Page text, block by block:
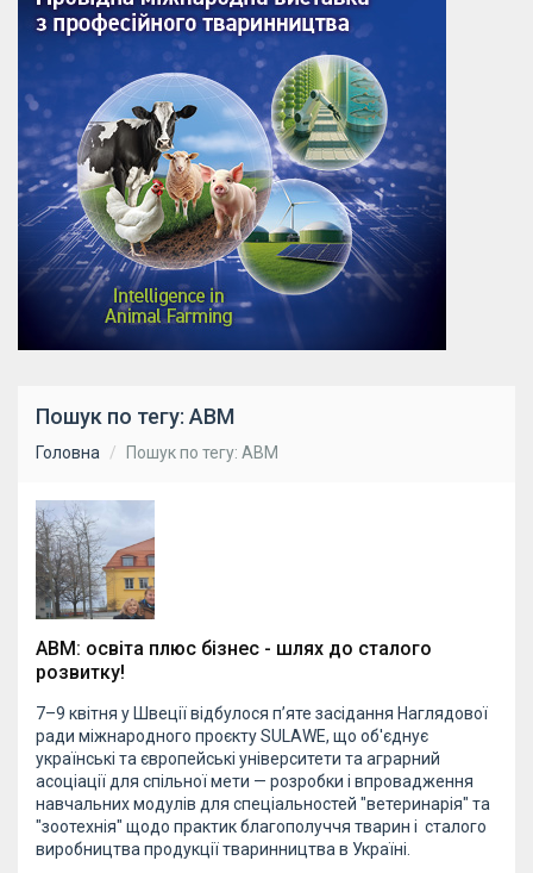
Пошук по тегу: АВМ
Головна Пошук по тегу: АВМ
АВМ: освіта плюс бізнес - шлях до сталого
розвитку!
7–9 квітня у Швеції відбулося п’яте засідання Наглядової
ради міжнародного проєкту SULAWE, що об'єднує
українські та європейські університети та аграрний
асоціації для спільної мети — розробки і впровадження
навчальних модулів для спеціальностей "ветеринарія" та
"зоотехнія" щодо практик благополуччя тварин і сталого
виробництва продукції тваринництва в Україні.